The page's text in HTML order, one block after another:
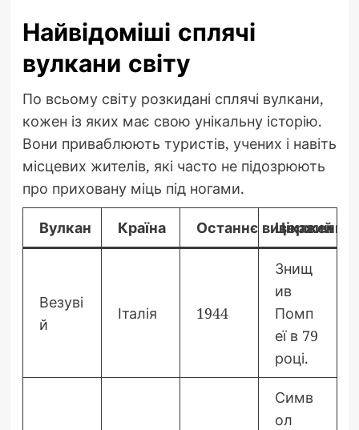
Найвідоміші сплячі
вулкани світу
По всьому світу розкидані сплячі вулкани,
кожен із яких має свою унікальну історію.
Вони приваблюють туристів, учених і навіть
місцевих жителів, які часто не підозрюють
про приховану міць під ногами.
Вулкан Країна Останнє виверження
Цікавий
Везуві
й
Італія 1944
Знищ
ив
Помп
еї в 79
році.
Симв
ол